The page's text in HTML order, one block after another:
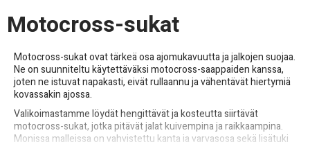
Motocross-sukat
Motocross-sukat ovat tärkeä osa ajomukavuutta ja jalkojen suojaa.
Ne on suunniteltu käytettäväksi motocross-saappaiden kanssa,
joten ne istuvat napakasti, eivät rullaannu ja vähentävät hiertymiä
kovassakin ajossa.
Valikoimastamme löydät hengittävät ja kosteutta siirtävät
motocross-sukat, jotka pitävät jalat kuivempina ja raikkaampina.
Monissa malleissa on vahvistettu kanta ja varvasosa sekä lisätuki